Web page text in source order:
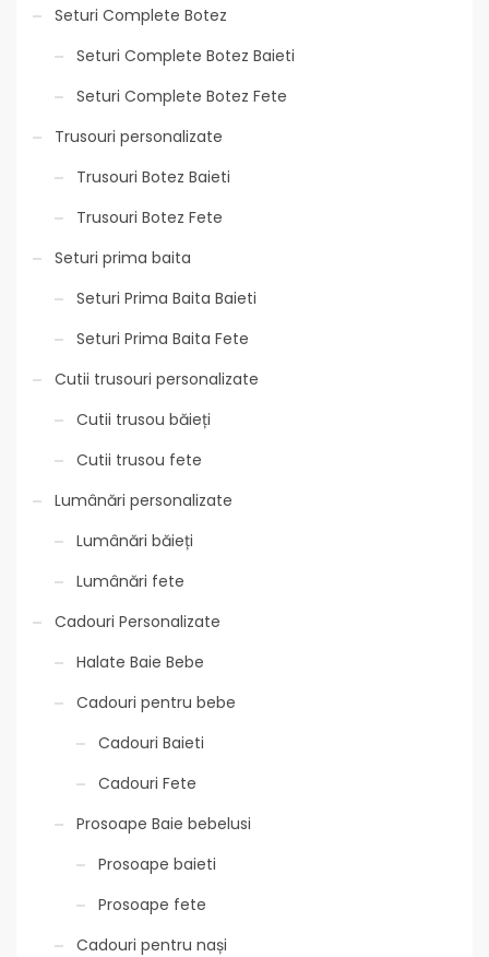
Seturi Complete Botez
Seturi Complete Botez Baieti
Seturi Complete Botez Fete
Trusouri personalizate
Trusouri Botez Baieti
Trusouri Botez Fete
Seturi prima baita
Seturi Prima Baita Baieti
Seturi Prima Baita Fete
Cutii trusouri personalizate
Cutii trusou băieți
Cutii trusou fete
Lumânări personalizate
Lumânări băieți
Lumânări fete
Cadouri Personalizate
Halate Baie Bebe
Cadouri pentru bebe
Cadouri Baieti
Cadouri Fete
Prosoape Baie bebelusi
Prosoape baieti
Prosoape fete
Cadouri pentru nași